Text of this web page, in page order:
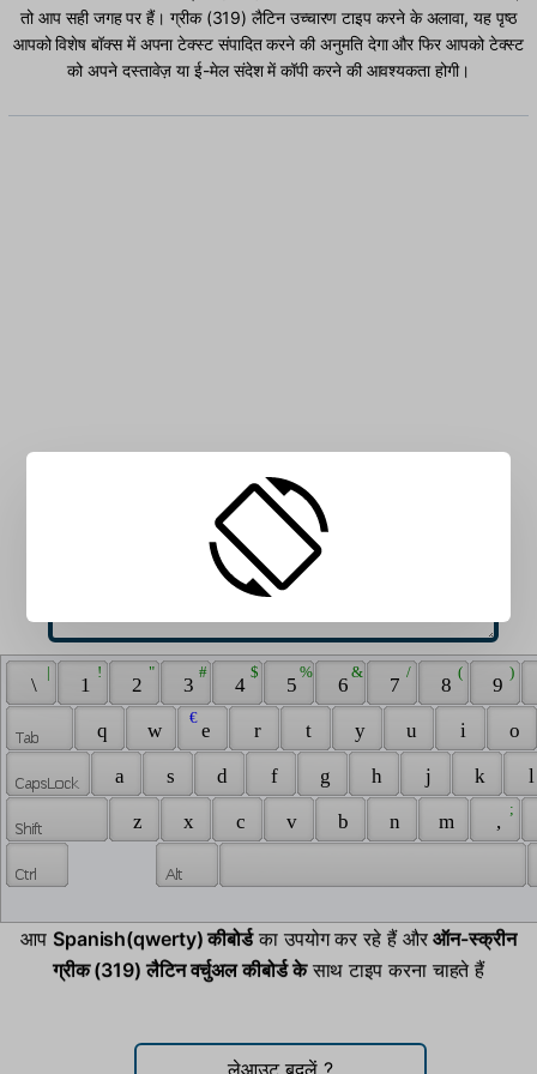
तो आप सही जगह पर हैं। ग्रीक (319) लैटिन उच्चारण टाइप करने के अलावा, यह पृष्ठ
आपको विशेष बॉक्स में अपना टेक्स्ट संपादित करने की अनुमति देगा और फिर आपको टेक्स्ट
को अपने दस्तावेज़ या ई-मेल संदेश में कॉपी करने की आवश्यकता होगी।
बॉक्स में ग्रीक (319) लैटिन अक्षर टाइप करें:
\
|
1
!
2
"
3
#
4
$
5
%
6
&
7
/
8
(
9
)
q w e
€
r t y u i
o
a
s d f g h j k
z
x c v b n m ,
;
आप Spanish(qwerty) कीबोर्डका उपयोग कर रहे हैं औरऑन-स्क्रीन
ग्रीक (319) लैटिन वर्चुअल कीबोर्ड केसाथ टाइप करना चाहते हैं
लेआउट बदलें ?